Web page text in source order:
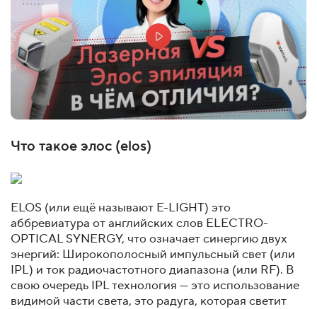
Что такое элос (elos)
ELOS (или ещё называют E-LIGHT) это
аббревиатура от английских слов ELECTRO-
OPTICAL SYNERGY, что означает синергию двух
энергий: Широкополосный импульсный свет (или
IPL) и ток радиочастотного диапазона (или RF). В
свою очередь IPL технология — это использование
видимой части света, это радуга, которая светит